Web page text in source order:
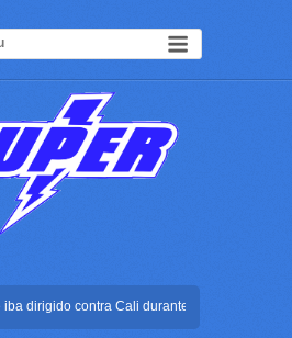
dirigido contra Cali durante la posesión